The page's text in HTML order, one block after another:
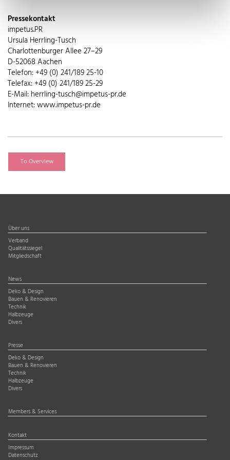
Pressekontakt
impetus.PR
Ursula Herrling-Tusch
Charlottenburger Allee 27–29
D-52068 Aachen
Telefon: +49 (0) 241/189 25-10
Telefax: +49 (0) 241/189 25-29
E-Mail: herrling-tusch@impetus-pr.de
Internet: www.impetus-pr.de
To Overview
Über uns
Verband
Qualitätssiegel
Mitgliedschaft
News
Deko & Design
Bauen & Renovieren
Technik
Halbzeuge
Divers
Presse
Deko & Design
Bauen & Renovieren
Technik
Halbzeuge
Divers
Members & Services
Kontakt
Impressum
Datenschutz